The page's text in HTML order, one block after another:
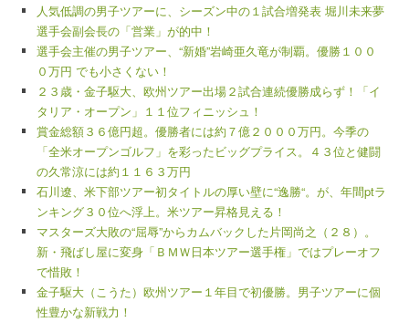
人気低調の男子ツアーに、シーズン中の１試合増発表 堀川未来夢
選手会副会長の「営業」が的中！
選手会主催の男子ツアー、“新婚”岩崎亜久竜が制覇。優勝１００
０万円 でも小さくない！
２３歳・金子駆大、欧州ツアー出場２試合連続優勝成らず！「イ
タリア・オープン」１１位フィニッシュ！
賞金総額３６億円超。優勝者には約７億２０００万円。今季の
「全米オープンゴルフ」を彩ったビッグプライス。４３位と健闘
の久常涼には約１１６３万円
石川遼、米下部ツアー初タイトルの厚い壁に“逸勝“。が、年間ptラ
ンキング３０位へ浮上。米ツアー昇格見える！
マスターズ大敗の“屈辱”からカムバックした片岡尚之（２８）。
新・飛ばし屋に変身「ＢＭＷ日本ツアー選手権」ではプレーオフ
で惜敗！
金子駆大（こうた）欧州ツアー１年目で初優勝。男子ツアーに個
性豊かな新戦力！